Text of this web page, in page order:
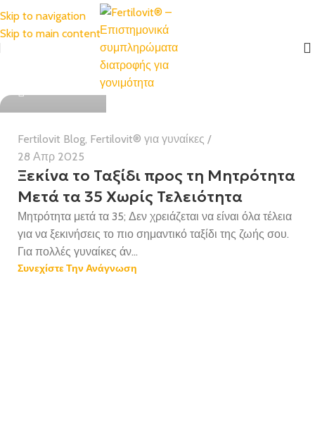
Skip to navigation
Skip to main content
Fertilovit Blog, Fertilovit® για γυναίκες
28 Απρ 2025
Ξεκίνα το Ταξίδι προς τη Μητρότητα
Μετά τα 35 Χωρίς Τελειότητα
Μητρότητα μετά τα 35; Δεν χρειάζεται να είναι όλα τέλεια
για να ξεκινήσεις το πιο σημαντικό ταξίδι της ζωής σου.
Για πολλές γυναίκες άν...
Συνεχίστε Την Ανάγνωση